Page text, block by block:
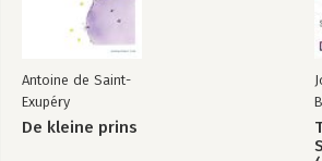
Antoine de Saint-
Exupéry
De kleine prins